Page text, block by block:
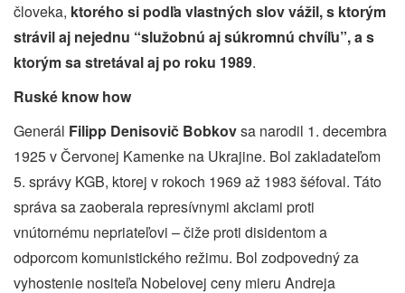
človeka, ktorého si podľa vlastných slov vážil, s ktorým
strávil aj nejednu “služobnú aj súkromnú chvíľu”, a s
ktorým sa stretával aj po roku 1989.
Ruské know how
Generál Filipp Denisovič Bobkovsa narodil 1. decembra
1925 v Červonej Kamenke na Ukrajine. Bol zakladateľom
5. správy KGB, ktorej v rokoch 1969 až 1983 šéfoval. Táto
správa sa zaoberala represívnymi akciami proti
vnútornému nepriateľovi – čiže proti disidentom a
odporcom komunistického režimu. Bol zodpovedný za
vyhostenie nositeľa Nobelovej ceny mieru Andreja